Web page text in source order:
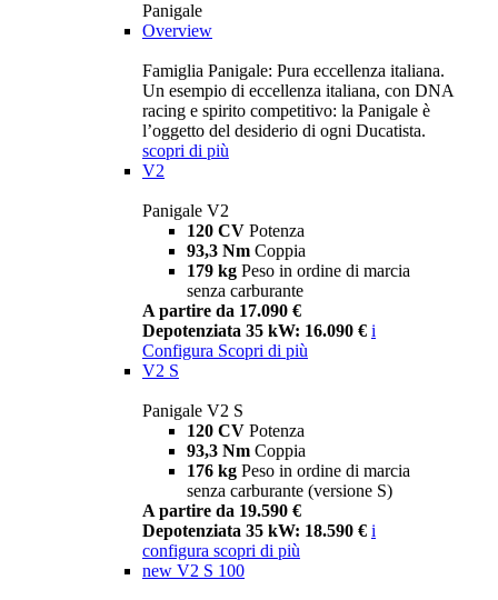
Panigale
Overview
Famiglia Panigale: Pura eccellenza italiana.
Un esempio di eccellenza italiana, con DNA
racing e spirito competitivo: la Panigale è
l’oggetto del desiderio di ogni Ducatista.
scopri di più
V2
Panigale V2
120 CV Potenza
93,3 Nm Coppia
179 kg Peso in ordine di marcia
senza carburante
A partire da 17.090 €
Depotenziata 35 kW: 16.090 € i
Configura Scopri di più
V2 S
Panigale V2 S
120 CV Potenza
93,3 Nm Coppia
176 kg Peso in ordine di marcia
senza carburante (versione S)
A partire da 19.590 €
Depotenziata 35 kW: 18.590 € i
configura scopri di più
new V2 S 100